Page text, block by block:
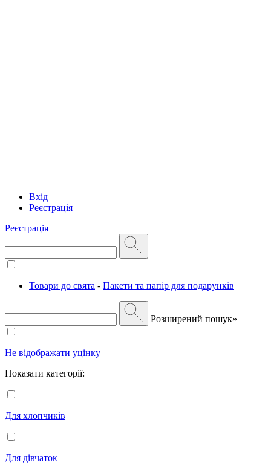
Вхід
Реєстрація
Реєстрація
Товари до свята - Пакети та папір для подарунків
Розширений пошук»
Не відображати уцінку
Показати категорії:
Для хлопчиків
Для дівчаток